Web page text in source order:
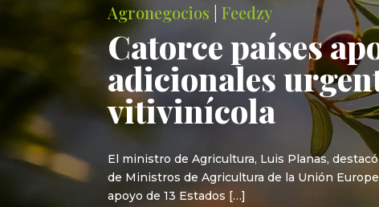
Agronegocios |Feedzy
Catorce países
adicionales
vitivinícola
El ministro de Agricultura, Luis Planas,
de Ministros de Agricultura de la Unión
apoyo de 13 Estados […]